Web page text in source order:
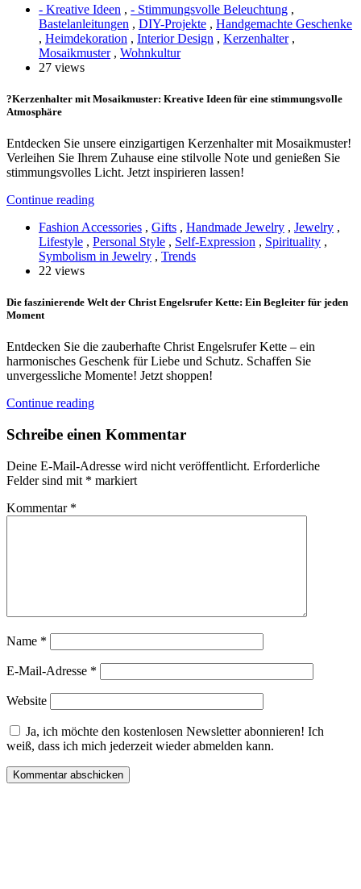
- Kreative Ideen , - Stimmungsvolle Beleuchtung ,
Bastelanleitungen , DIY-Projekte , Handgemachte Geschenke
, Heimdekoration , Interior Design , Kerzenhalter,
Mosaikmuster, Wohnkultur
27 views
?Kerzenhalter mit Mosaikmuster: Kreative Ideen für eine stimmungsvolle
Atmosphäre
Entdecken Sie unsere einzigartigen Kerzenhalter mit Mosaikmuster!
Verleihen Sie Ihrem Zuhause eine stilvolle Note und genießen Sie
stimmungsvolles Licht. Jetzt inspirieren lassen!
Continue reading
Fashion Accessories , Gifts , Handmade Jewelry , Jewelry ,
Lifestyle , Personal Style , Self-Expression , Spirituality ,
Symbolism in Jewelry , Trends
22 views
Die faszinierende Welt der Christ Engelsrufer Kette: Ein Begleiter für jeden
Moment
Entdecken Sie die zauberhafte Christ Engelsrufer Kette – ein
harmonisches Geschenk für Liebe und Schutz. Schaffen Sie
unvergessliche Momente! Jetzt shoppen!
Continue reading
Schreibe einen Kommentar
Deine E-Mail-Adresse wird nicht veröffentlicht. Erforderliche
Felder sind mit * markiert
Kommentar *
Name *
E-Mail-Adresse *
Website
Ja, ich möchte den kostenlosen Newsletter abonnieren! Ich
weiß, dass ich mich jederzeit wieder abmelden kann.